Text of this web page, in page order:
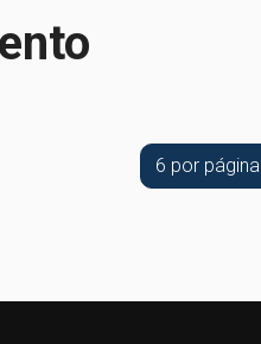
6 por página